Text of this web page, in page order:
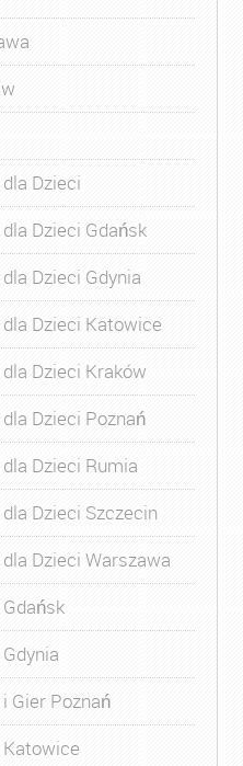
Dzieci
Dzieci Gdańsk
Dzieci Gdynia
Dzieci Katowice
Dzieci Kraków
Dzieci Poznań
Dzieci Rumia
Dzieci Szczecin
Dzieci Warszawa
Gier Poznań